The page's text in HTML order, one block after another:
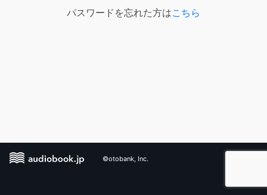
パスワードを忘れた方はこちら
©otobank, Inc.